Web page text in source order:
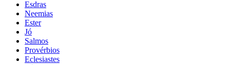
Esdras
Neemias
Ester
Jó
Salmos
Provérbios
Eclesiastes